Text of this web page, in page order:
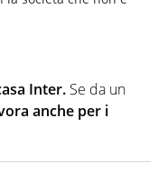
Inter. Se da un
anche per i